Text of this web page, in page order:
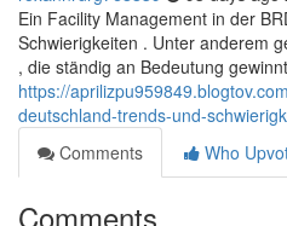
Ein Facility Management in der
Schwierigkeiten . Unter anderem
, die ständig an Bedeutung
https://
deutschland-trends-und-
Comments
Who
Comments